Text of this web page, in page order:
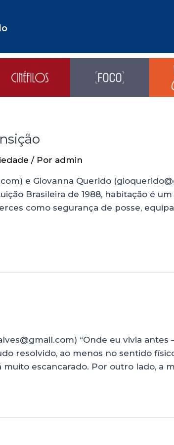
/ Por admin
e Giovanna Querido
Brasileira de 1988, habitação é
como segurança de posse,
“Onde eu vivia
resolvido, ao menos no sentido
escancarado. Por outro lado, a